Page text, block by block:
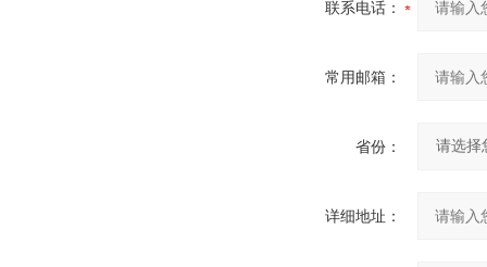
联系电话：
常用邮箱：
省份：
详细地址：